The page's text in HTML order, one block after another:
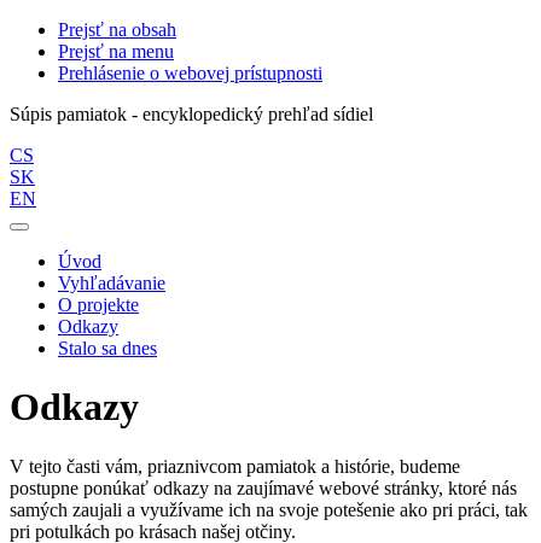
Prejsť na obsah
Prejsť na menu
Prehlásenie o webovej prístupnosti
Súpis pamiatok - encyklopedický prehľad sídiel
CS
SK
EN
Úvod
Vyhľadávanie
O projekte
Odkazy
Stalo sa dnes
Odkazy
V tejto časti vám, priaznivcom pamiatok a histórie, budeme
postupne ponúkať odkazy na zaujímavé webové stránky, ktoré nás
samých zaujali a využívame ich na svoje potešenie ako pri práci, tak
pri potulkách po krásach našej otčiny.